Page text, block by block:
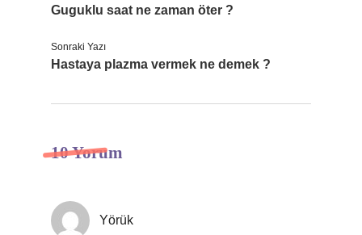
Guguklu saat ne zaman öter ?
Sonraki Yazı
Hastaya plazma vermek ne demek ?
10 Yorum
Yörük